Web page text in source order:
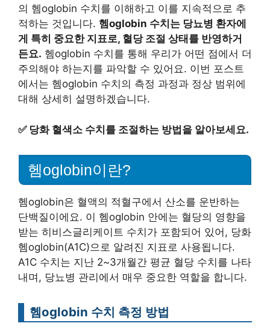
의 헴oglobin 수치를 이해하고 이를 지속적으로 추
적하는 것입니다. 헴oglobin 수치는 당뇨병 환자에
게 특히 중요한 지표로, 혈당 조절 상태를 반영하거
든요. 헴oglobin 수치를 통해 우리가 어떤 점에서 더
주의해야 하는지를 파악할 수 있어요. 이번 포스트
에서는 헴oglobin 수치의 측정 과정과 정상 범위에
대해 상세히 설명하겠습니다.
✅ 당화 혈색소 수치를 조절하는 방법을 알아보세요.
헴oglobin이란?
헴oglobin은 혈액의 적혈구에서 산소를 운반하는
단백질이에요. 이 헴oglobin 안에는 혈당의 영향을
받는 히비스글리케이트 수치가 포함되어 있어, 당화
헴oglobin(A1C)으로 알려진 지표로 사용됩니다.
A1C 수치는 지난 2~3개월간 평균 혈당 수치를 나타
내며, 당뇨병 관리에서 매우 중요한 역할을 합니다.
헴oglobin 수치 측정 방법